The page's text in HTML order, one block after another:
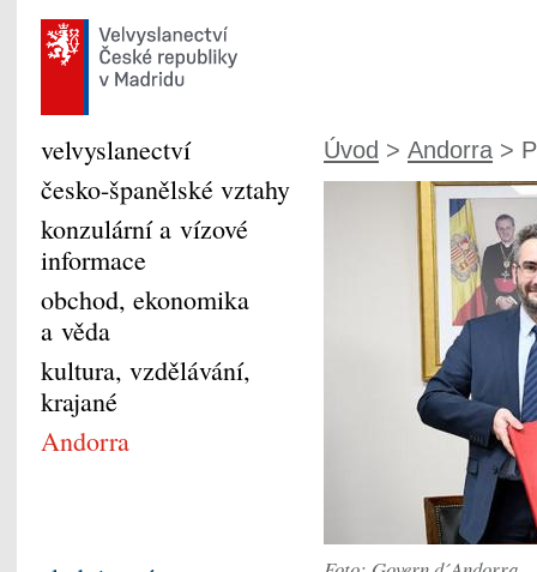
Úvod > Andorra >
velvyslanectví
česko-španělské vztahy
konzulární a vízové
informace
obchod, ekonomika
a věda
kultura, vzdělávání,
krajané
Andorra